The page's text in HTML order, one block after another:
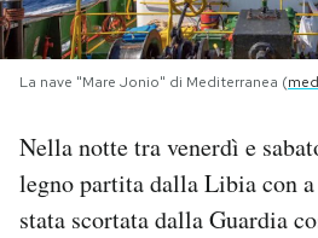
NEWSLETTER
I MIEI PREFERITI
La nave "Mare Jonio" di Mediterranea (
Nella notte tra venerdì e
legno partita dalla Libia con
stata scortata dalla Guardia